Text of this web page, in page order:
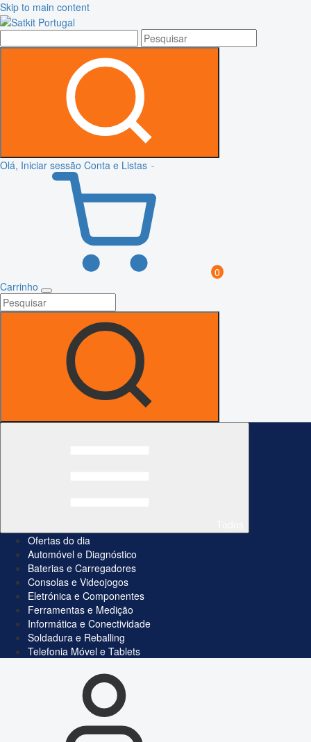
Skip to main content
Olá, Iniciar sessão Conta e Listas
0
Carrinho
Ofertas do dia
Automóvel e Diagnóstico
Baterias e Carregadores
Consolas e Videojogos
Eletrónica e Componentes
Ferramentas e Medição
Informática e Conectividade
Soldadura e Reballing
Telefonia Móvel e Tablets